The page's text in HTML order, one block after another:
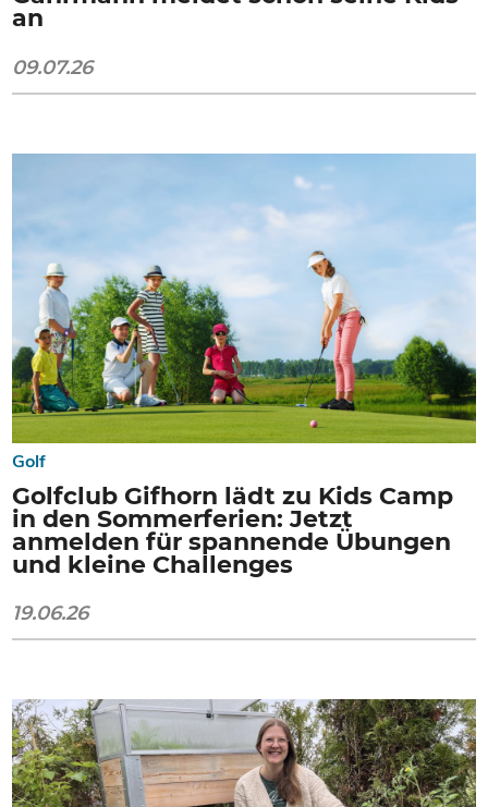
an
09.07.26
Golf
Golfclub Gifhorn lädt zu Kids Camp
in den Sommerferien: Jetzt
anmelden für spannende Übungen
und kleine Challenges
19.06.26